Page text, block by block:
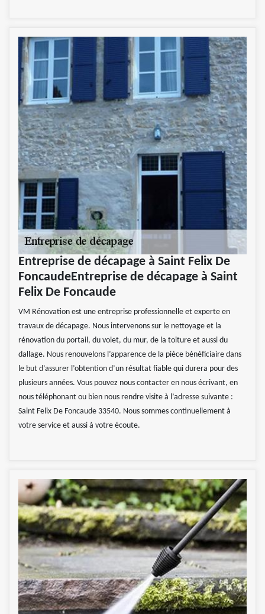
Entreprise de décapage à Saint Felix De
FoncaudeEntreprise de décapage à Saint
Felix De Foncaude
VM Rénovation est une entreprise professionnelle et experte en
travaux de décapage. Nous intervenons sur le nettoyage et la
rénovation du portail, du volet, du mur, de la toiture et aussi du
dallage. Nous renouvelons l’apparence de la pièce bénéficiaire dans
le but d’assurer l’obtention d’un résultat fiable qui durera pour des
plusieurs années. Vous pouvez nous contacter en nous écrivant, en
nous téléphonant ou bien nous rendre visite à l’adresse suivante :
Saint Felix De Foncaude 33540. Nous sommes continuellement à
votre service et aussi à votre écoute.